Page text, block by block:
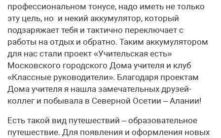
профессиональном тонусе, надо иметь не только
эту цель, но и некий аккумулятор, который
подзаряжает тебя и тактично переключает с
работы на отдых и обратно. Таким аккумулятором
для нас стали проект «Учительская есть»
Московского городского Дома учителя и клуб
«Классные руководители». Благодаря проектам
Дома учителя я нашла замечательных друзей-
коллег и побывала в Северной Осетии – Алании!
Есть такой вид путешествий – образовательное
путешествие. Для появления и оформления новых